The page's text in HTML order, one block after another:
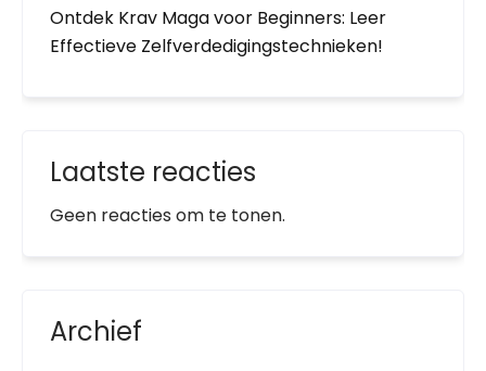
Ontdek Krav Maga voor Beginners: Leer
Effectieve Zelfverdedigingstechnieken!
Laatste reacties
Geen reacties om te tonen.
Archief